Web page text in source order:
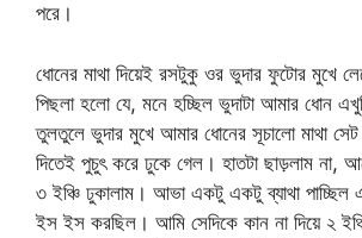
পরে।
ধোনের মাথা দিয়েই রসটুকু ওর ভুদার ফুটোর মুখে
পিছলা হলো যে, মনে হচ্ছিল ভুদাটা আমার ধোন
তুলতুলে ভুদার মুখে আমার ধোনের সূচালো মাথা
দিতেই পুচুৎ করে ঢুকে গেল। হাতটা ছাড়লাম না,
৩ ইঞ্চি ঢুকালাম। আভা একটু একটু ব্যাথা
ইস ইস করছিল। আমি সেদিকে কান না দিয়ে ২